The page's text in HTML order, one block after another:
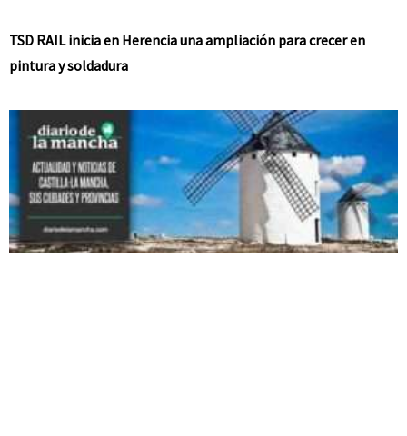
TSD RAIL inicia en Herencia una ampliación para crecer en
pintura y soldadura